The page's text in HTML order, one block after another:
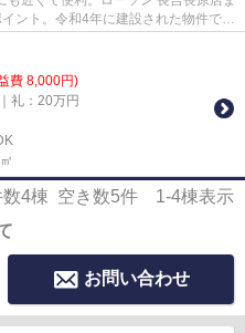
ント。令和4年に建設された物件で
費 8,000円)
礼：20万円
4棟 空き数5件 1-4棟表示
お問い合わせ